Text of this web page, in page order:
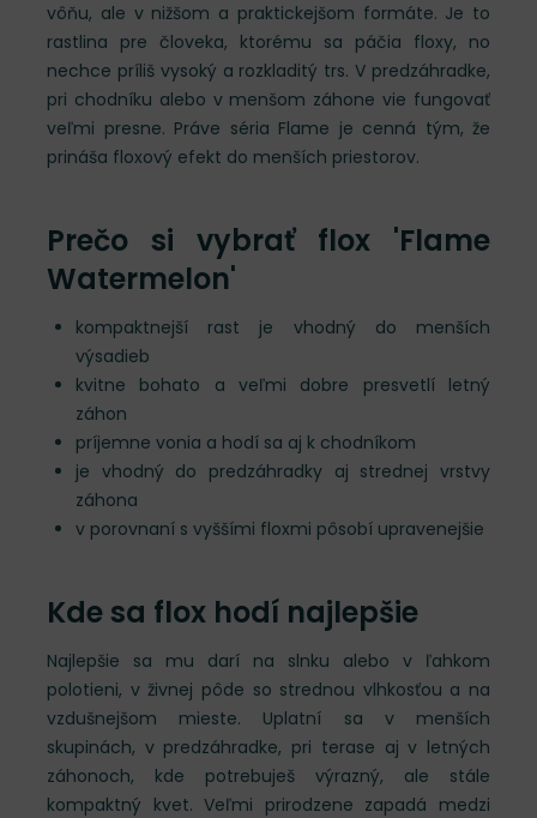
vôňu, ale v nižšom a praktickejšom formáte. Je to
rastlina pre človeka, ktorému sa páčia floxy, no
nechce príliš vysoký a rozkladitý trs. V predzáhradke,
pri chodníku alebo v menšom záhone vie fungovať
veľmi presne. Práve séria Flame je cenná tým, že
prináša floxový efekt do menších priestorov.
Prečo si vybrať flox 'Flame
Watermelon'
kompaktnejší rast je vhodný do menších
výsadieb
kvitne bohato a veľmi dobre presvetlí letný
záhon
príjemne vonia a hodí sa aj k chodníkom
je vhodný do predzáhradky aj strednej vrstvy
záhona
v porovnaní s vyššími floxmi pôsobí upravenejšie
Kde sa flox hodí najlepšie
Najlepšie sa mu darí na slnku alebo v ľahkom
polotieni, v živnej pôde so strednou vlhkosťou a na
vzdušnejšom mieste. Uplatní sa v menších
skupinách, v predzáhradke, pri terase aj v letných
záhonoch, kde potrebuješ výrazný, ale stále
kompaktný kvet. Veľmi prirodzene zapadá medzi